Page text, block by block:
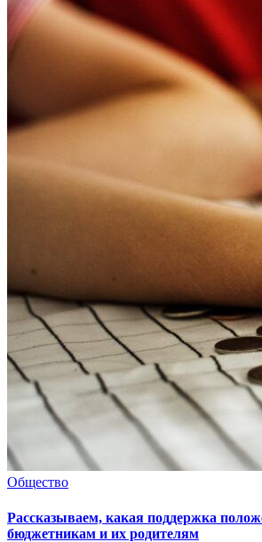
Общество
Рассказываем, какая поддержка
бюджетникам и их родителям